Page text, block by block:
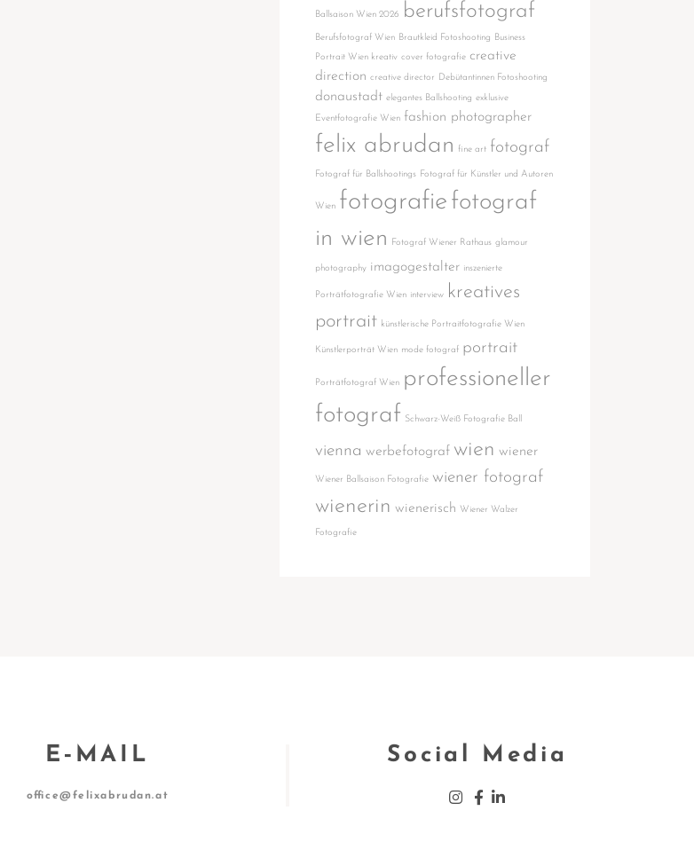
Ballsaison Wien 2026 berufsfotograf
Berufsfotograf Wien Brautkleid Fotoshooting
Business
Portrait Wien kreativ cover fotografie creative
direction creative director Debütantinnen Fotoshooting
donaustadt elegantes Ballshooting exklusive
Eventfotografie Wien fashion photographer
felix abrudan fine art fotograf
Fotograf für Ballshootings Fotograf für Künstler und Autoren
Wien fotografie fotograf
in wien
Fotograf Wiener Rathaus glamour
photography imagogestalter inszenierte
Porträtfotografie Wien interview kreatives
portrait künstlerische Portraitfotografie Wien
Künstlerporträt Wien mode fotograf portrait
Porträtfotograf Wien professioneller
fotograf Schwarz-Weiß Fotografie Ball
vienna werbefotograf wien wiener
Wiener Ballsaison Fotografie wiener fotograf
wienerin wienerisch Wiener Walzer
Fotografie
E‑MAIL
office@felixabrudan.at
Social Media
Insta­gram
Face­book